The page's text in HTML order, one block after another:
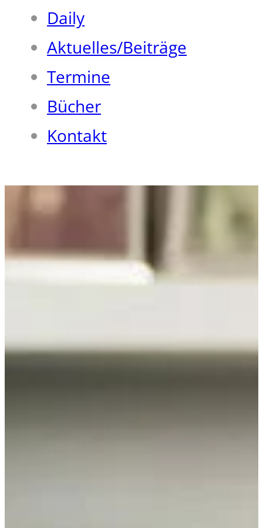
Daily
Aktuelles/Beiträge
Termine
Bücher
Kontakt